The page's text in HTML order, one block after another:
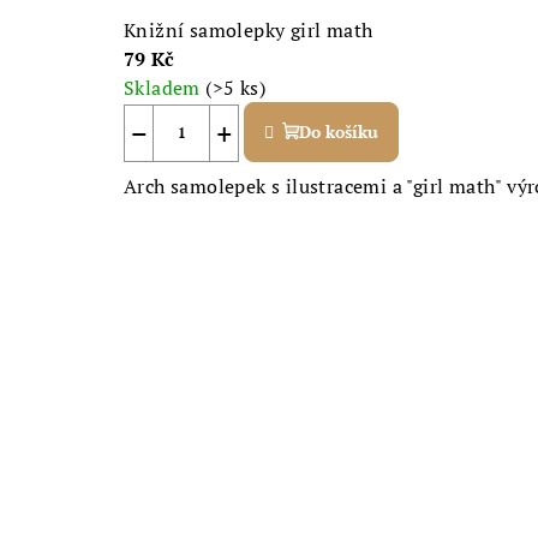
Knižní samolepky girl math
79 Kč
Skladem (>5 ks)
+
− Do košíku
Arch samolepek s ilustracemi a "girl math"